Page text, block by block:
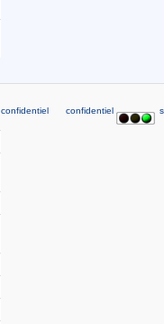
confidentiel confidentiel